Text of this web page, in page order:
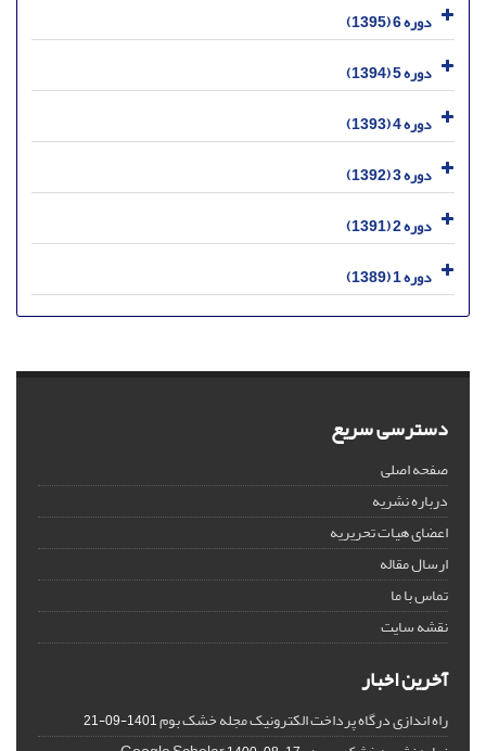
دوره 6 (1395)
دوره 5 (1394)
دوره 4 (1393)
دوره 3 (1392)
دوره 2 (1391)
دوره 1 (1389)
دسترسی سریع
صفحه اصلی
درباره نشریه
اعضای هیات تحریریه
ارسال مقاله
تماس با ما
نقشه سایت
آخرین اخبار
راه اندازی درگاه پرداخت الکترونیک مجله خشک بوم1401-09-21